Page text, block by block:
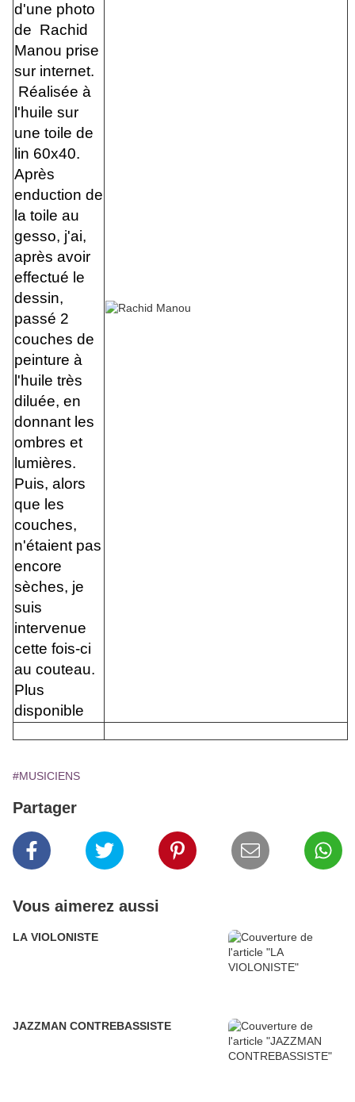
d'une photo
de Rachid
Manou prise
sur internet.
Réalisée à
l'huile sur
une toile de
lin 60x40.
Après
enduction de
la toile au
gesso, j'ai,
après avoir
effectué le
dessin,
passé 2
couches de
peinture à
l'huile très
diluée, en
donnant les
ombres et
lumières.
Puis, alors
que les
couches,
n'étaient pas
encore
sèches, je
suis
intervenue
cette fois-ci
au couteau.
Plus
disponible
#MUSICIENS
Partager
Vous aimerez aussi
LA VIOLONISTE
JAZZMAN CONTREBASSISTE